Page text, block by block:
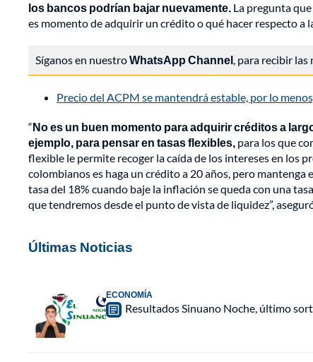
los bancos podrían bajar nuevamente. La pregunta
es momento de adquirir un crédito o qué hacer respecto a
Síganos en nuestroWhatsApp Channel, para recibir
Precio del ACPM se mantendrá estable, por lo
“No es un buen momento para adquirir créditos a
ejemplo, para pensar en tasas flexibles, para los que
flexible le permite recoger la caída de los intereses en los
colombianos es haga un crédito a 20 años, pero mantenga
tasa del 18% cuando baje la inflación se queda con una
que tendremos desde el punto de vista de liquidez”,
Últimas Noticias
ECONOMÍA
Resultados Sinuano Noche, último